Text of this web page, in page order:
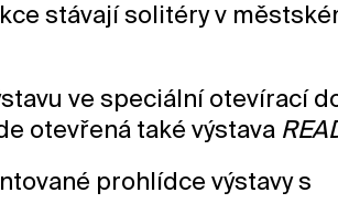
stávají solitéry v
ve speciální otevírací
otevřená také výstava
prohlídce výstavy s